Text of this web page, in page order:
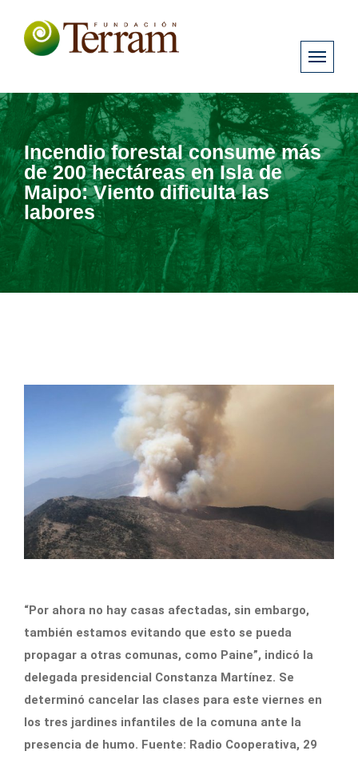
Incendio forestal consume más
de 200 hectáreas en Isla de
Maipo: Viento dificulta las
labores
“Por ahora no hay casas afectadas, sin embargo,
también estamos evitando que esto se pueda
propagar a otras comunas, como Paine”, indicó la
delegada presidencial Constanza Martínez. Se
determinó cancelar las clases para este viernes en
los tres jardines infantiles de la comuna ante la
presencia de humo. Fuente: Radio Cooperativa, 29